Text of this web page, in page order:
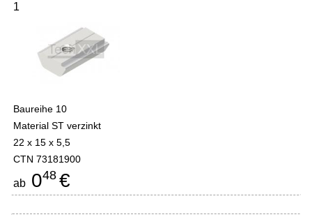
1
Baureihe 10
Material ST verzinkt
22 x 15 x 5,5
CTN 73181900
ab 048 €